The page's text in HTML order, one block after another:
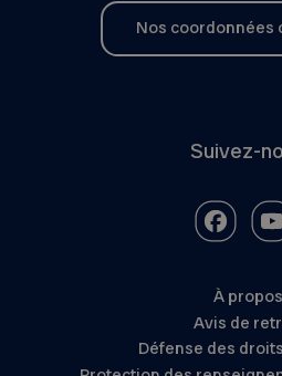
Nos coordonnées
Suivez-
À propos
Avis de
Défense des